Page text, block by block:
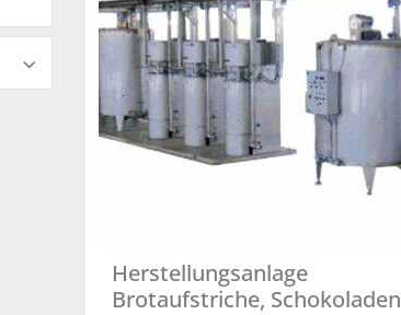
Herstellungsanlage
Brotaufstriche, Schokoladen